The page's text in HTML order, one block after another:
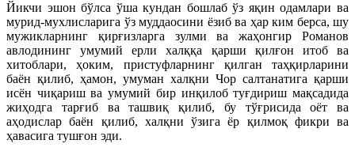
Йикчи эшон бўлса ўша кундан бошлаб ўз яқин одамлари ва
мурид-мухлисларига ўз муддаосини ёзиб ва ҳар ким берса, шу
мужикларнинг қирғизларга зулми ва жаҳонгир Романов
авлодининг умумий ерли халққа қарши қилғон итоб ва
хитоблари, ҳоким, пристуфларнинг қилган таҳқирларини
баён қилиб, ҳамон, умуман халқни Чор салтанатига қарши
исён чиқариш ва умумий бир инқилоб туғдириш мақсадида
жиҳодга тарғиб ва ташвиқ қилиб, бу тўғрисида оёт ва
аҳодислар баён қилиб, халқни ўзига ёр қилмоқ фикри ва
ҳавасига тушғон эди.